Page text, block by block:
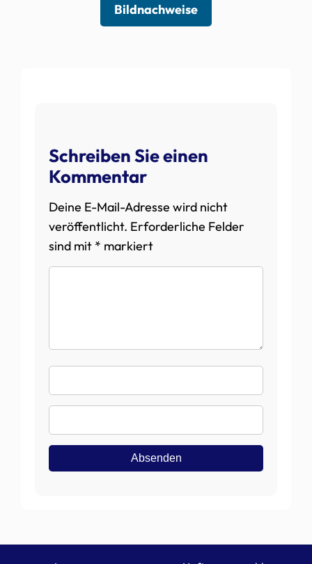
Bildnachweise
Schreiben Sie einen
Kommentar
Deine E-Mail-Adresse wird nicht
veröffentlicht. Erforderliche Felder
sind mit * markiert
Mail
Absenden